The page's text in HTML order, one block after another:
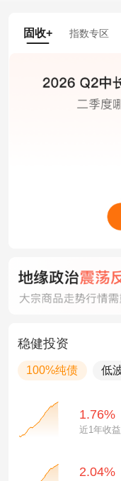
固收+ 指数专区
稳健投资
100%纯债 低
1.76%
近1年收
2.04%